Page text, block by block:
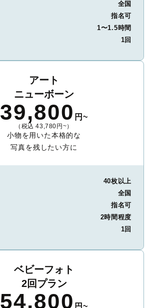
全国
指名可
1〜1.5時間
1回
アート
ニューボーン
39,800 円~
（税込 43,780円~）
小物を用いた本格的な
写真を残したい方に
40枚以上
全国
指名可
2時間程度
1回
ベビーフォト
2回プラン
54,800 円~